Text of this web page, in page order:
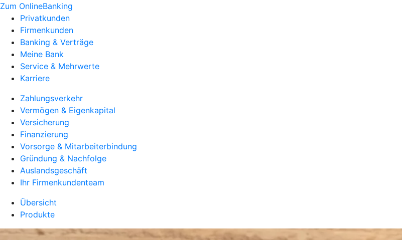
Zum OnlineBanking
Privatkunden
Firmenkunden
Banking & Verträge
Meine Bank
Service & Mehrwerte
Karriere
Zahlungsverkehr
Vermögen & Eigenkapital
Versicherung
Finanzierung
Vorsorge & Mitarbeiterbindung
Gründung & Nachfolge
Auslandsgeschäft
Ihr Firmenkundenteam
Übersicht
Produkte